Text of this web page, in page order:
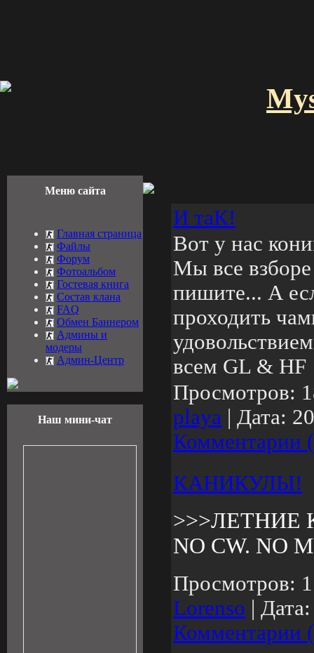
Меню сайта
Главная страница
Файлы
Форум
Фотоальбом
Гостевая книга
Состав клана
FAQ
Обмен Баннером
Админы и
модеры
Админ-Центр
Наш мини-чат
И таК!
Вот у нас
Мы все взборе
пишите... А
проходить
всем GL & HF
Просмотров:
playa
Дата:
Комментарии
КАНИКУЛЫ!
>>>ЛЕТНИЕ
NO CW. NO
Просмотров:
Lorenso
Дата:
Комментарии